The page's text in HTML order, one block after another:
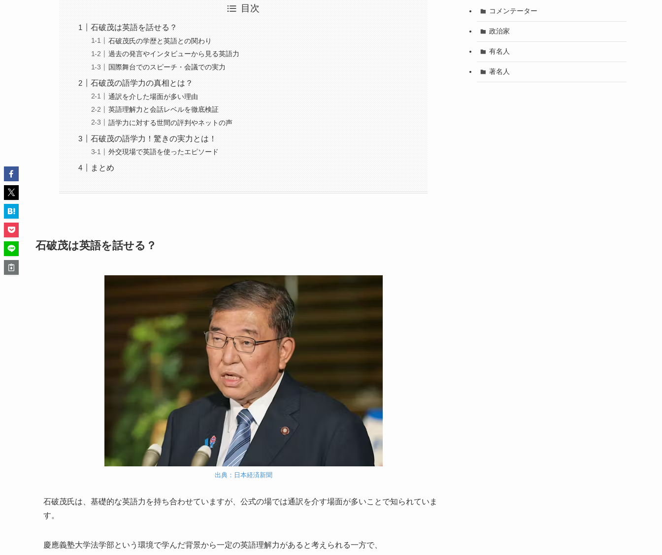
目次
石破茂は英語を話せる？
石破茂氏の学歴と英語との関わり
過去の発言やインタビューから見る英語力
国際舞台でのスピーチ・会議での実力
石破茂の語学力の真相とは？
通訳を介した場面が多い理由
英語理解力と会話レベルを徹底検証
語学力に対する世間の評判やネットの声
石破茂の語学力！驚きの実力とは！
外交現場で英語を使ったエピソード
まとめ
石破茂は英語を話せる？
出典：日本経済新聞
石破茂氏は、基礎的な英語力を持ち合わせていますが、公式の場では通訳を介す場面が多いことで知られていま
す。
慶應義塾大学法学部という環境で学んだ背景から一定の英語理解力があると考えられる一方で、
コメンテーター
政治家
有名人
著名人